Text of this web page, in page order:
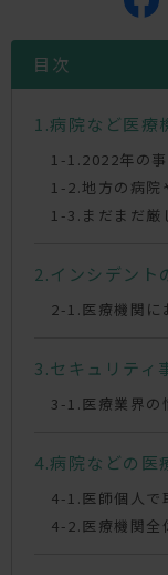
目次
病院など医療
2022年の
地方の病院
まだまだ厳
インシデント
医療機関に
セキュリティ
医療業界の
病院などの医
医師個人で
医療機関全